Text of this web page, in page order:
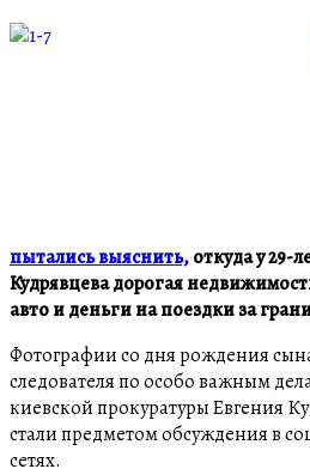
пытались выяснить,откуда у 29-
Кудрявцева дорогая
авто и деньги на поездки за
Фотографии со дня рождения
следователя по особо важным
киевской прокуратуры Евгения
стали предметом обсуждения в
сетях.